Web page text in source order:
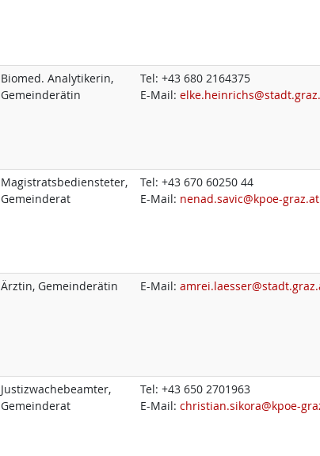
Biomed. Analytikerin,
Gemeinderätin
Tel:+43 680 2164375
E-Mail:
Magistratsbediensteter,
Gemeinderat
Tel:+43 670 60250 44
E-Mail: nenad.savic@kpoe-graz.at
Ärztin, Gemeinderätin E-Mail:
Justizwachebeamter,
Gemeinderat
Tel:+43 650 2701963
E-Mail:christian.sikora@kpoe-